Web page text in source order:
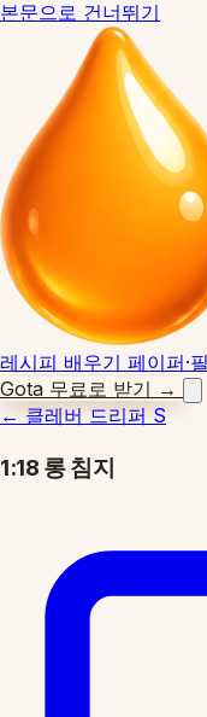
본문으로 건너뛰기
레시피 배우기 페이퍼·
Gota 무료로 받기 →
← 클레버 드리퍼 S
1:18 롱 침지